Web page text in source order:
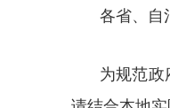
各省、自
为规范政